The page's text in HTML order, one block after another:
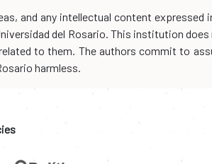
and any intellectual content
del Rosario. This institution
to them. The authors commit to
harmless.